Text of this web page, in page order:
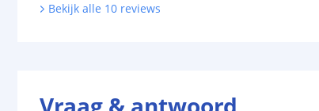
Bekijk alle 10 reviews